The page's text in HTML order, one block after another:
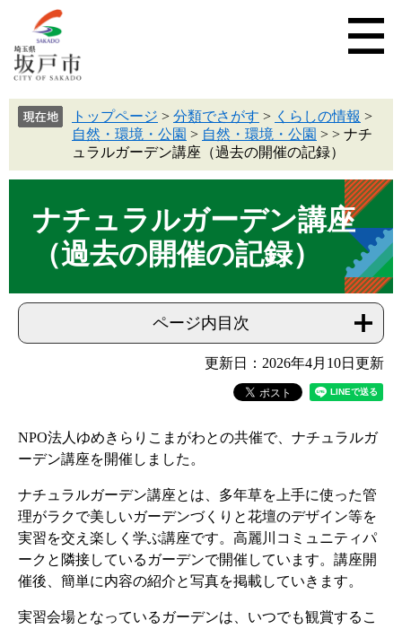
トップページ > 分類でさがす > くらしの情報 >
自然・環境・公園 > 自然・環境・公園 > > ナチ
ュラルガーデン講座（過去の開催の記録）
ナチュラルガーデン講座
（過去の開催の記録）
ページ内目次
更新日：2026年4月10日更新
NPO法人ゆめきらりこまがわとの共催で、ナチュラルガ
ーデン講座を開催しました。
ナチュラルガーデン講座とは、多年草を上手に使った管
理がラクで美しいガーデンづくりと花壇のデザイン等を
実習を交え楽しく学ぶ講座です。高麗川コミュニティパ
ークと隣接しているガーデンで開催しています。講座開
催後、簡単に内容の紹介と写真を掲載していきます。
実習会場となっているガーデンは、いつでも観賞するこ